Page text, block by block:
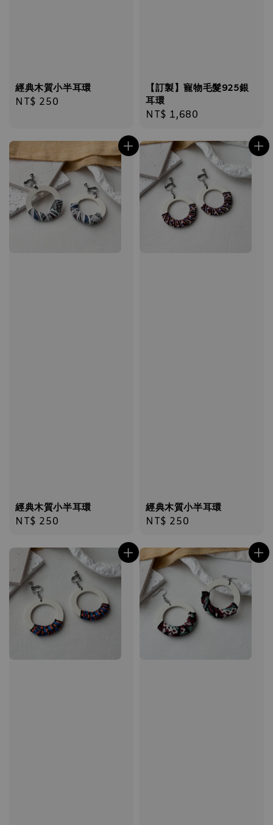
經典木質小半耳環
Regular
NT$ 250
【訂製】寵物毛髮925銀
耳環
Regular
NT$ 1,680
經典木質小半耳環
Regular
NT$ 250
經典木質小半耳環
Regular
NT$ 250